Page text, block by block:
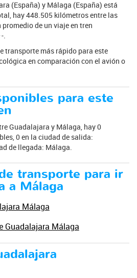
(España) y Málaga (España) está
hay 448.505 kilómetros entre las
de un viaje en tren
.
transporte más rápido para este
en comparación con el avión o
para este
Guadalajara y Málaga, hay 0
0 en la ciudad de salida:
de llegada: Málaga.
transporte para ir
a Málaga
Málaga
Guadalajara Málaga